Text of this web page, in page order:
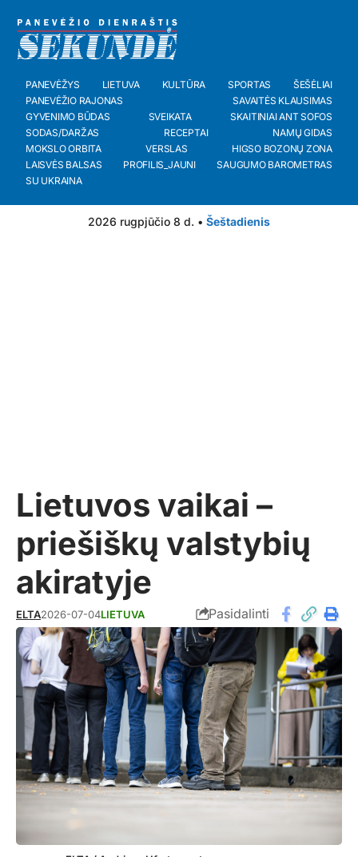
PANEVĖŽYS LIETUVA KULTŪRA SPORTAS
ŠEŠĖLIAI
PANEVĖŽIO RAJONAS
SAVAITĖS KLAUSIMAS
GYVENIMO BŪDAS
SVEIKATA
SKAITINIAI ANT SOFOS
SODAS/DARŽAS
RECEPTAI
NAMŲ GIDAS
MOKSLO ORBITA
VERSLAS
HIGSO BOZONŲ ZONA
LAISVĖS BALSAS
PROFILIS_JAUNI
SAUGUMO BAROMETRAS
SU UKRAINA
2026 rugpjūčio 8 d. • Šeštadienis
Lietuvos vaikai –
priešiškų valstybių
akiratyje
ELTA2026-07-04LIETUVA Pasidalinti